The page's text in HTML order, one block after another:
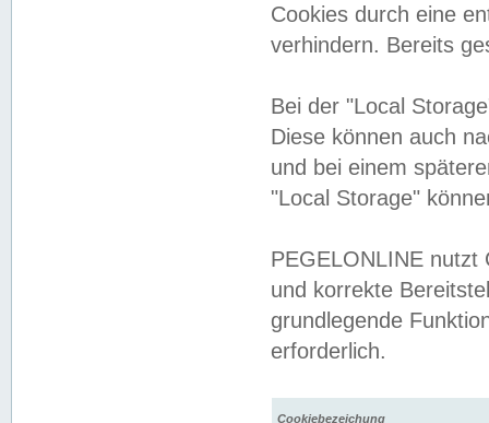
Cookies durch eine
verhindern. Bereits
Bei der "Local
Diese können auch
und bei einem
"Local Storage"
PEGELONLINE nutzt
und korrekte
grundlegende
erforderlich.
Cookiebezeichung